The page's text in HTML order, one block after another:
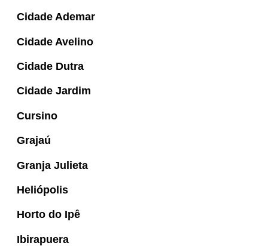
Cidade Ademar
Cidade Avelino
Cidade Dutra
Cidade Jardim
Cursino
Grajaú
Granja Julieta
Heliópolis
Horto do Ipê
Ibirapuera